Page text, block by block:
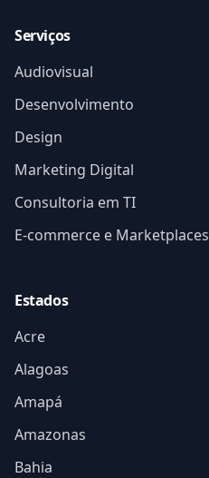
Serviços
Audiovisual
Desenvolvimento
Design
Marketing Digital
Consultoria em TI
E-commerce e Marketplaces
Estados
Acre
Alagoas
Amapá
Amazonas
Bahia